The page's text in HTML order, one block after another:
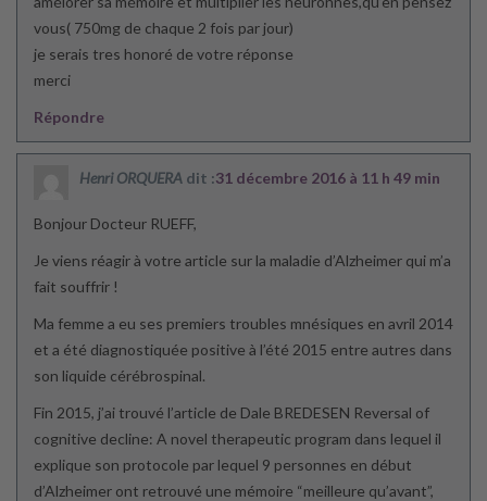
vous( 750mg de chaque 2 fois par jour)
je serais tres honoré de votre réponse
merci
Répondre
Henri ORQUERA dit :31 décembre 2016 à 11 h 49 min
Bonjour Docteur RUEFF,
Je viens réagir à votre article sur la maladie d’Alzheimer qui m’a
fait souffrir !
Ma femme a eu ses premiers troubles mnésiques en avril 2014
et a été diagnostiquée positive à l’été 2015 entre autres dans
son liquide cérébrospinal.
Fin 2015, j’ai trouvé l’article de Dale BREDESEN Reversal of
cognitive decline: A novel therapeutic program dans lequel il
explique son protocole par lequel 9 personnes en début
d’Alzheimer ont retrouvé une mémoire “meilleure qu’avant”,